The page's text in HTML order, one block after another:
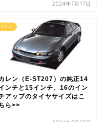
2024年7月17日
カレン
レン（E-ST207）の純正14
ンチと15インチ、16のイン
アップのタイヤサイズはこ
ら>>